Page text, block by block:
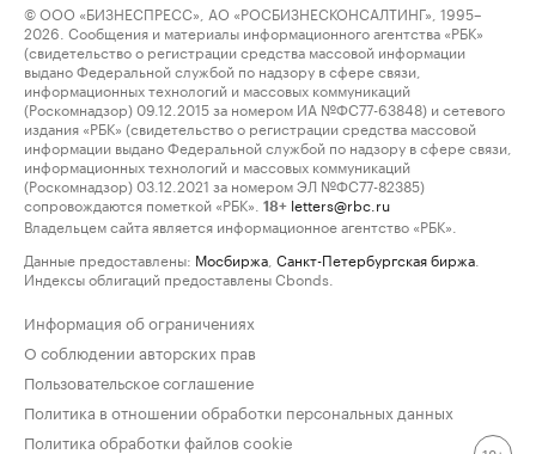
© ООО «БИЗНЕСПРЕСС», АО «РОСБИЗНЕСКОНСАЛТИНГ», 1995–
2026. Сообщения и материалы информационного агентства «РБК»
(свидетельство о регистрации средства массовой информации
выдано Федеральной службой по надзору в сфере связи,
информационных технологий и массовых коммуникаций
(Роскомнадзор) 09.12.2015 за номером ИА №ФС77-63848) и сетевого
издания «РБК» (свидетельство о регистрации средства массовой
информации выдано Федеральной службой по надзору в сфере связи,
информационных технологий и массовых коммуникаций
(Роскомнадзор) 03.12.2021 за номером ЭЛ №ФС77-82385)
сопровождаются пометкой «РБК».
18+ letters@rbc.ru
Владельцем сайта является информационное агентство «РБК».
Данные предоставлены: Мосбиржа Санкт-Петербургская биржа
Индексы облигаций предоставлены Cbonds.
Информация об ограничениях
О соблюдении авторских прав
Пользовательское соглашение
Политика в отношении обработки персональных данных
Политика обработки файлов cookie